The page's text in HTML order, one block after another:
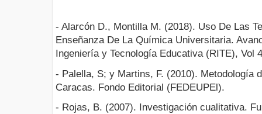
- Alarcón D., Montilla M. (2018). Uso De Las
Enseñanza De La Química Universitaria.
Ingeniería y Tecnología Educativa (RITE), Vol
- Palella, S; y Martins, F. (2010). Metodología
Caracas. Fondo Editorial (FEDEUPEl).
- Rojas, B. (2007). Investigación cualitativa.